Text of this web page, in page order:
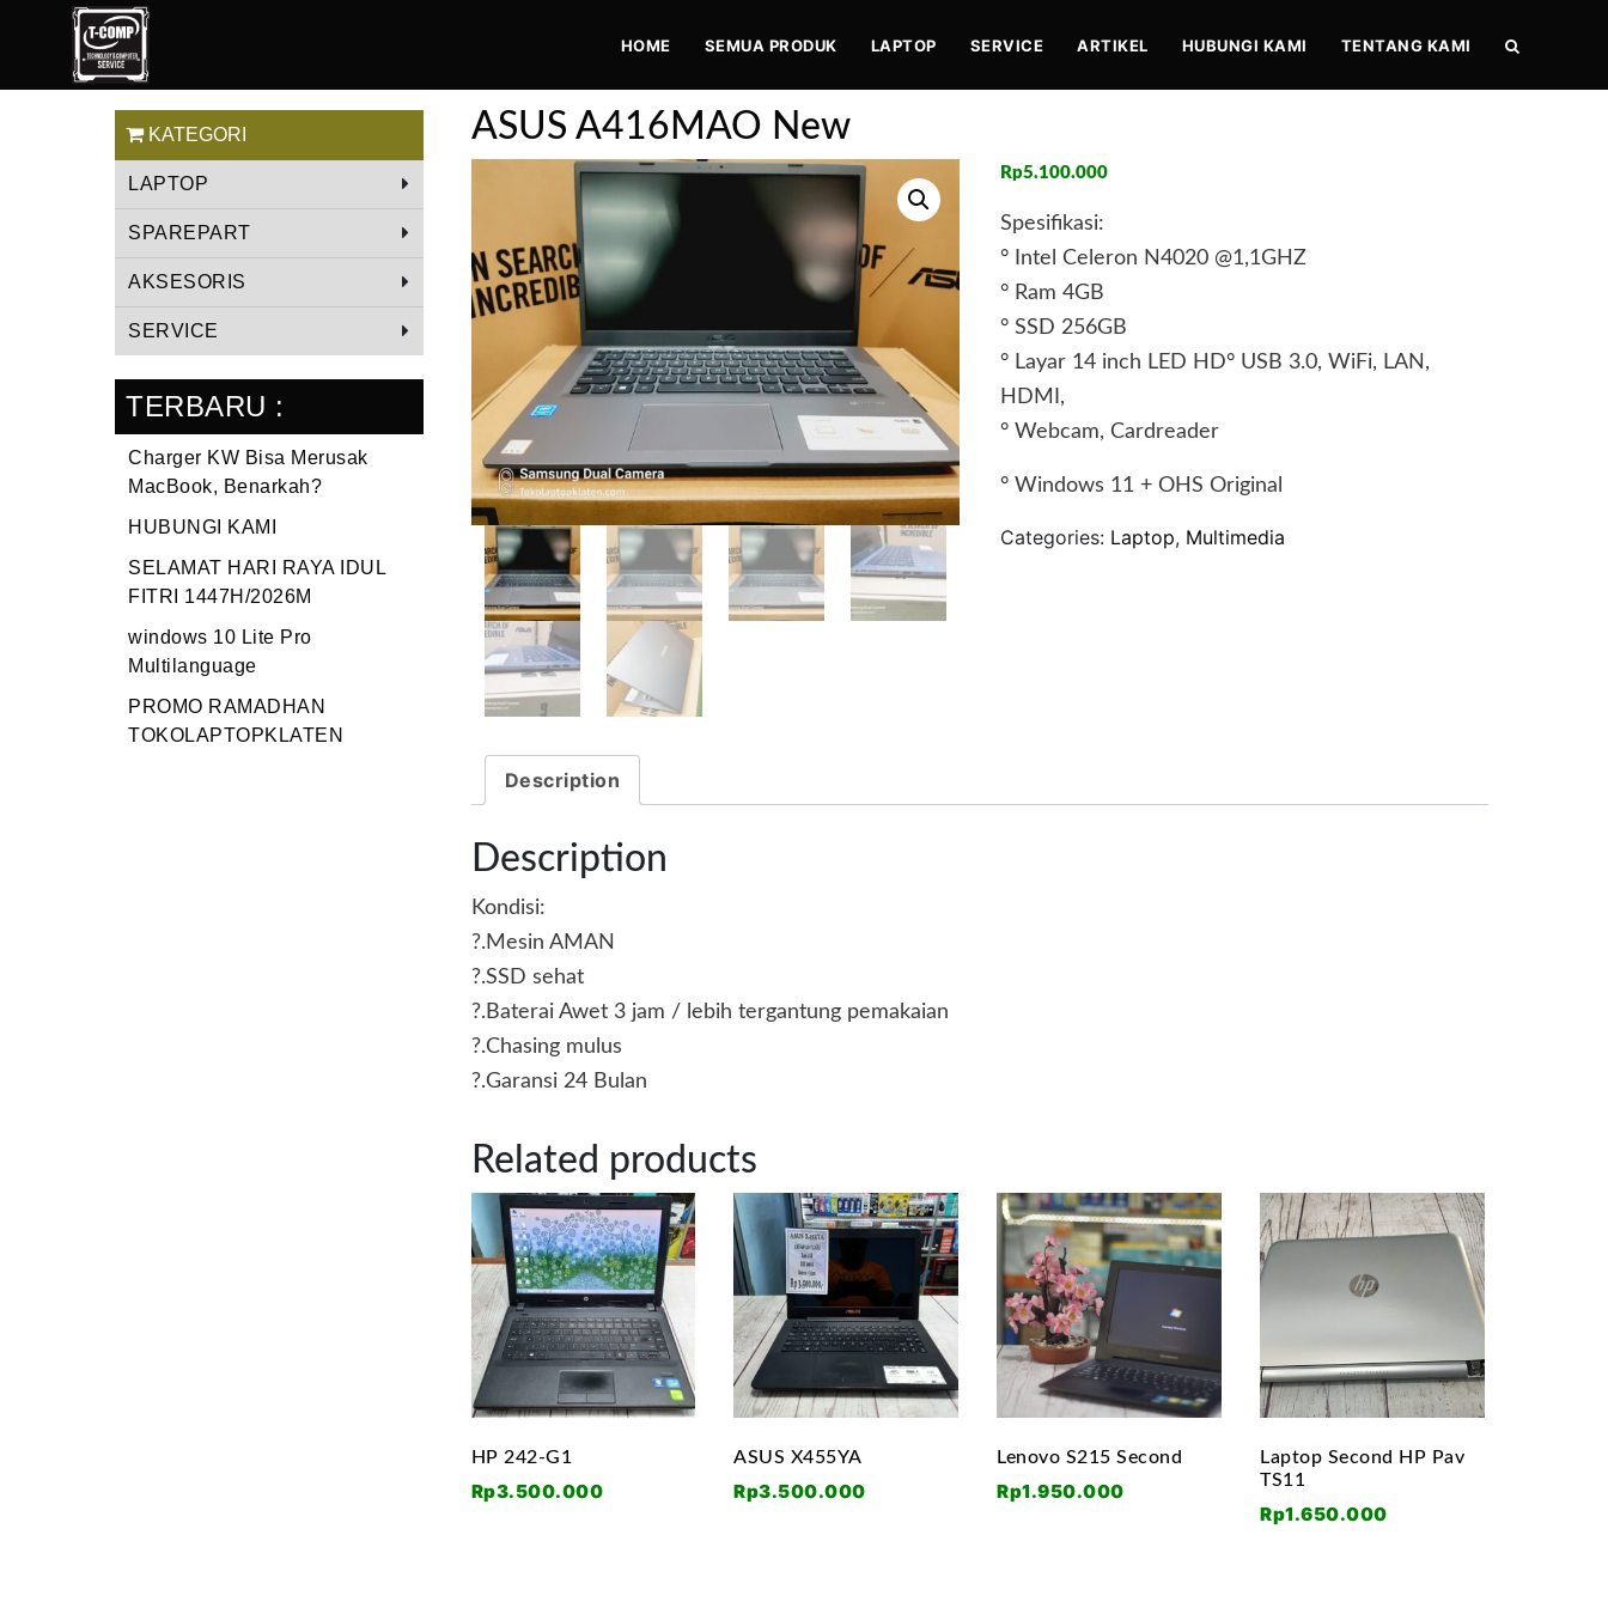
TENTANG KAMI
HUBUNGI KAMI
ARTIKEL
SERVICE
LAPTOP
SEMUA PRODUK
HOME
KATEGORI
LAPTOP
SPAREPART
AKSESORIS
SERVICE
TERBARU :
Charger KW Bisa Merusak
MacBook, Benarkah?
HUBUNGI KAMI
SELAMAT HARI RAYA IDUL
FITRI 1447H/2026M
windows 10 Lite Pro
Multilanguage
PROMO RAMADHAN
TOKOLAPTOPKLATEN
ASUS A416MAO New
Rp5.100.000
Spesifikasi:
° Intel Celeron N4020 @1,1GHZ
° Ram 4GB
° SSD 256GB
° Layar 14 inch LED HD° USB 3.0, WiFi, LAN,
HDMI,
° Webcam, Cardreader
° Windows 11 + OHS Original
Categories: Laptop, Multimedia
Description
Description
Kondisi:
?.Mesin AMAN
?.SSD sehat
?.Baterai Awet 3 jam / lebih tergantung pemakaian
?.Chasing mulus
?.Garansi 24 Bulan
Related products
HP 242-G1
Rp3.500.000
ASUS X455YA
Rp3.500.000
Lenovo S215 Second
Rp1.950.000
Laptop Second HP Pav
TS11
Rp1.650.000